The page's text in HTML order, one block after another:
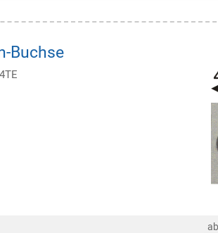
Buchse